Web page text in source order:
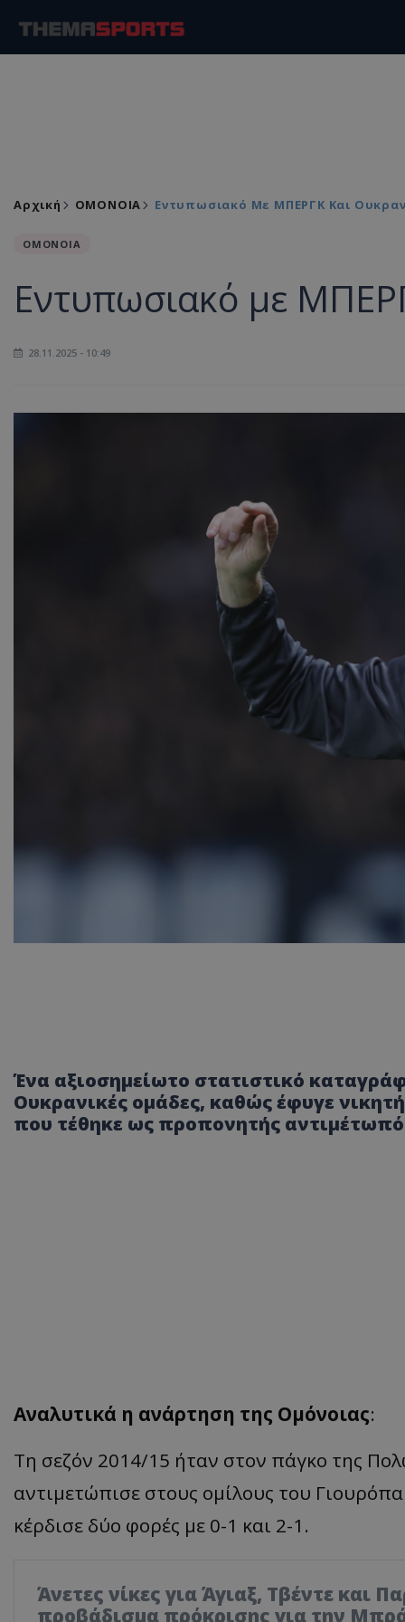
Αρχική ΟΜΟΝΟΙΑ Εντυπωσιακό Με ΜΠΕΡΓΚ Και
ΟΜΟΝΟΙΑ
Εντυπωσιακό με
28.11.2025 - 10:49
Ένα αξιοσημείωτο στατιστικό
Ουκρανικές ομάδες, καθώς έφυγε
που τέθηκε ως προπονητής
Αναλυτικά η ανάρτηση της Ομόνοιας:
Τη σεζόν 2014/15 ήταν στον πάγκο της
αντιμετώπισε στους ομίλους του Γιουρόπα
κέρδισε δύο φορές με 0-1 και 2-1.
Άνετες νίκες για Άγιαξ, Τβέντε και
προβάδισμα πρόκρισης για την